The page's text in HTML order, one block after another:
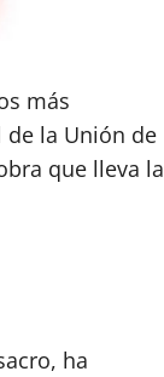
más
de la Unión de
que lleva la
ha